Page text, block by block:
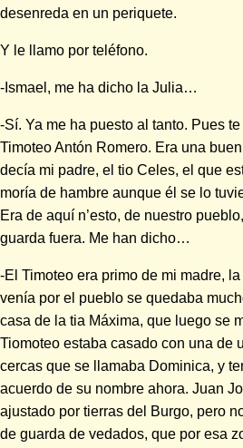
desenreda en un periquete.
Y le llamo por teléfono.
-Ismael, me ha dicho la Julia…
-Sí. Ya me ha puesto al tanto. Pues
Timoteo Antón Romero. Era una
decía mi padre, el tio Celes, el que
moría de hambre aunque él se lo
Era de aquí n’esto, de nuestro
guarda fuera. Me han dicho…
-El Timoteo era primo de mi madre,
venía por el pueblo se quedaba
casa de la tia Máxima, que luego se
Tiomoteo estaba casado con una de
cercas que se llamaba Dominica, y
acuerdo de su nombre ahora. Juan
ajustado por tierras del Burgo, pero
de guarda de vedados, que por esa